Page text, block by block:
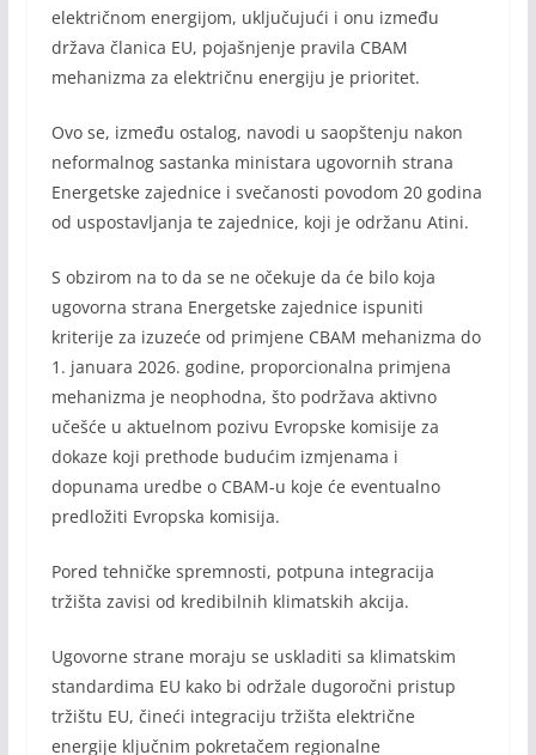
električnom energijom, uključujući i onu između
država članica EU, pojašnjenje pravila CBAM
mehanizma za električnu energiju je prioritet.
Ovo se, između ostalog, navodi u saopštenju nakon
neformalnog sastanka ministara ugovornih strana
Energetske zajednice i svečanosti povodom 20 godina
od uspostavljanja te zajednice, koji je održanu Atini.
S obzirom na to da se ne očekuje da će bilo koja
ugovorna strana Energetske zajednice ispuniti
kriterije za izuzeće od primjene CBAM mehanizma do
1. januara 2026. godine, proporcionalna primjena
mehanizma je neophodna, što podržava aktivno
učešće u aktuelnom pozivu Evropske komisije za
dokaze koji prethode budućim izmjenama i
dopunama uredbe o CBAM-u koje će eventualno
predložiti Evropska komisija.
Pored tehničke spremnosti, potpuna integracija
tržišta zavisi od kredibilnih klimatskih akcija.
Ugovorne strane moraju se uskladiti sa klimatskim
standardima EU kako bi održale dugoročni pristup
tržištu EU, čineći integraciju tržišta električne
energije ključnim pokretačem regionalne